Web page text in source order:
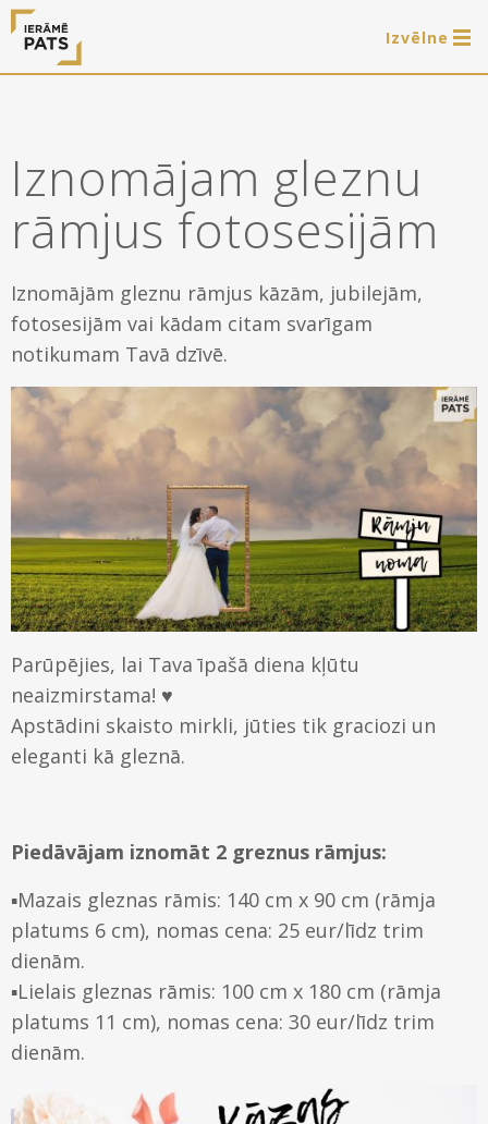
Izvēlne
Autorizēties
Piedāvājam
Ierāmēšanas darbus
Arti Teq gleznu piekāršanas sistēmas
Iznomājam gleznu rāmjus fotosesijām
E-veikals
Akcijas
Gatavie koka rāmji
Gatavie metāla rāmji
Gleznu piekāršanas sistēmas
Koka rāmji
Metāla rāmji
Ovālie rāmji
Paveiktais
Noderīgi
Stikls
Paspartū
Kā iepirkties
Par mums
Kontakti
Piegāde un apmaksa
Iznomājam gleznu
rāmjus fotosesijām
Iznomājām gleznu rāmjus kāzām, jubilejām,
fotosesijām vai kādam citam svarīgam
notikumam Tavā dzīvē.
Parūpējies, lai Tava īpašā diena kļūtu
neaizmirstama! ♥️
Apstādini skaisto mirkli, jūties tik graciozi un
eleganti kā gleznā.
Piedāvājam iznomāt 2 greznus rāmjus:
▪️Mazais gleznas rāmis: 140 cm x 90 cm (rāmja
platums 6 cm), nomas cena: 25 eur/līdz trim
dienām.
▪️Lielais gleznas rāmis: 100 cm x 180 cm (rāmja
platums 11 cm), nomas cena: 30 eur/līdz trim
dienām.